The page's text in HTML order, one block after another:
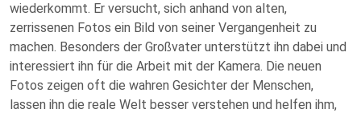
wiederkommt. Er versucht, sich anhand von alten,
zerrissenen Fotos ein Bild von seiner Vergangenheit zu
machen. Besonders der Großvater unterstützt ihn dabei und
interessiert ihn für die Arbeit mit der Kamera. Die neuen
Fotos zeigen oft die wahren Gesichter der Menschen,
lassen ihn die reale Welt besser verstehen und helfen ihm,